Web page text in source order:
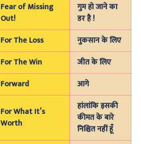
Fear of Missing
Out!
गुम हो जाने का
डर है !
For The Loss
नुकसान के लिए
For The Win
जीत के लिए
Forward आगे
For What It’s
Worth
हांलांकि इसकी
कीमत के बारे
निश्चित नहीं हूँ